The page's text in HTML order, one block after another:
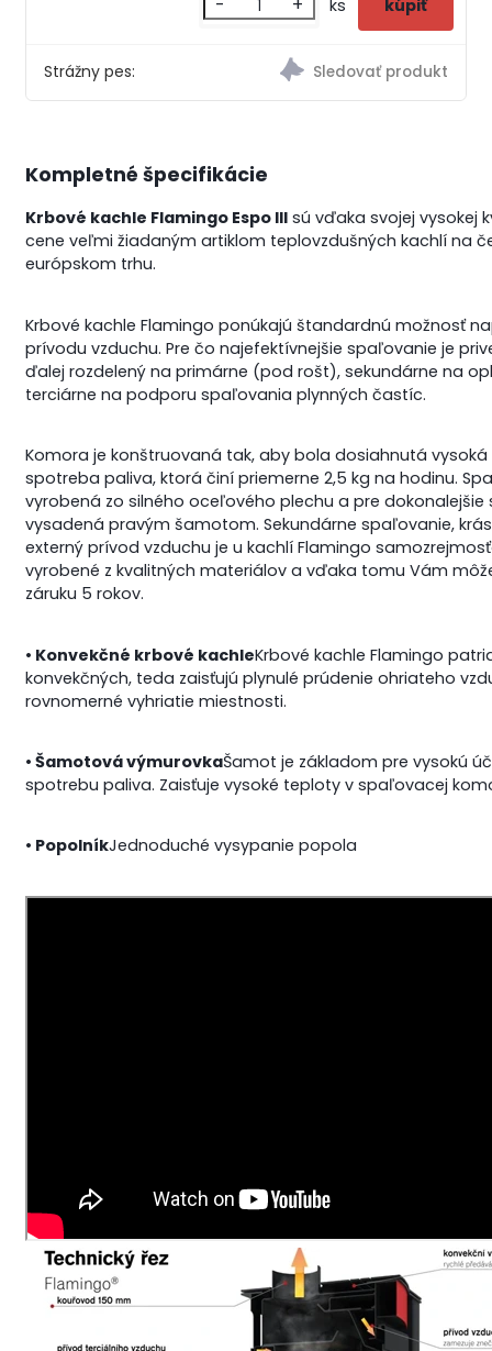
Strážny pes:
- + ks
Kompletné špecifikácie
Krbové kachle Flamingo Espo III sú vďaka svojej vysokej
cene veľmi žiadaným artiklom teplovzdušných kachlí na
európskom trhu.
Krbové kachle Flamingo ponúkajú štandardnú možnosť
prívodu vzduchu. Pre čo najefektívnejšie spaľovanie je
ďalej rozdelený na primárne (pod rošt), sekundárne na
terciárne na podporu spaľovania plynných častíc.
Komora je konštruovaná tak, aby bola dosiahnutá
spotreba paliva, ktorá činí priemerne 2,5 kg na hodinu.
vyrobená zo silného oceľového plechu a pre dokonalejšie
vysadená pravým šamotom. Sekundárne spaľovanie,
externý prívod vzduchu je u kachlí Flamingo
vyrobené z kvalitných materiálov a vďaka tomu Vám
záruku 5 rokov.
• Konvekčné krbové kachleKrbové kachle Flamingo
konvekčných, teda zaisťujú plynulé prúdenie ohriateho
rovnomerné vyhriatie miestnosti.
• Šamotová výmurovkaŠamot je základom pre vysokú
spotrebu paliva. Zaisťuje vysoké teploty v spaľovacej
• PopolníkJednoduché vysypanie popola